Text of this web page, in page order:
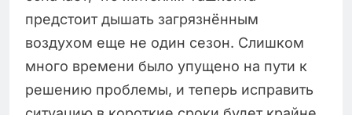
предстоит дышать загрязнённым
воздухом еще не один сезон. Слишком
много времени было упущено на пути к
решению проблемы, и теперь исправить